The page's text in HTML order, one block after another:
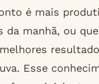
é mais
da manhã, ou
Esse